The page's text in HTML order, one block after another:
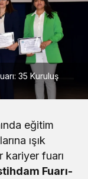
35 Kuruluş
eğitim
ışık
kariyer fuarı
Fuarı-